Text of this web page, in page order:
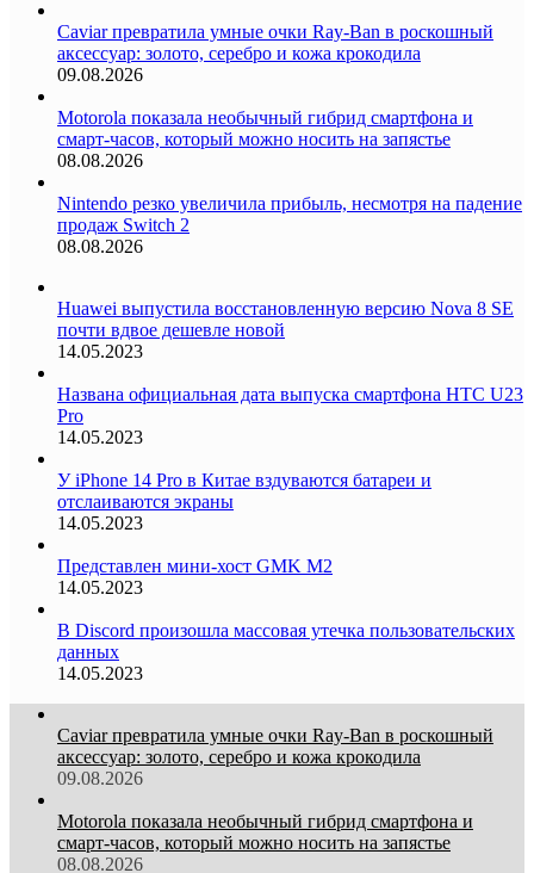
Caviar превратила умные очки Ray-Ban в роскошный
аксессуар: золото, серебро и кожа крокодила
09.08.2026
Motorola показала необычный гибрид смартфона и
смарт-часов, который можно носить на запястье
08.08.2026
Nintendo резко увеличила прибыль, несмотря на падение
продаж Switch 2
08.08.2026
Huawei выпустила восстановленную версию Nova 8 SE
почти вдвое дешевле новой
14.05.2023
Названа официальная дата выпуска смартфона HTC U23
Pro
14.05.2023
У iPhone 14 Pro в Китае вздуваются батареи и
отслаиваются экраны
14.05.2023
Представлен мини-хост GMK M2
14.05.2023
В Discord произошла массовая утечка пользовательских
данных
14.05.2023
Caviar превратила умные очки Ray-Ban в роскошный
аксессуар: золото, серебро и кожа крокодила
09.08.2026
Motorola показала необычный гибрид смартфона и
смарт-часов, который можно носить на запястье
08.08.2026